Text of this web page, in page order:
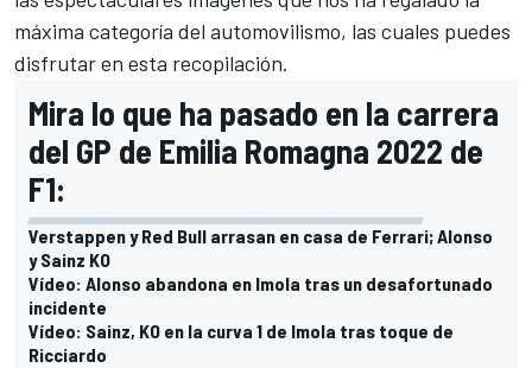
máxima categoría del automovilismo, las cuales puedes
disfrutar en esta recopilación.
Mira lo que ha pasado en la carrera
del GP de Emilia Romagna 2022 de
F1:
Verstappen y Red Bull arrasan en casa de Ferrari; Alonso
y Sainz KO
Vídeo: Alonso abandona en Imola tras un desafortunado
incidente
Vídeo: Sainz, KO en la curva 1 de Imola tras toque de
Ricciardo